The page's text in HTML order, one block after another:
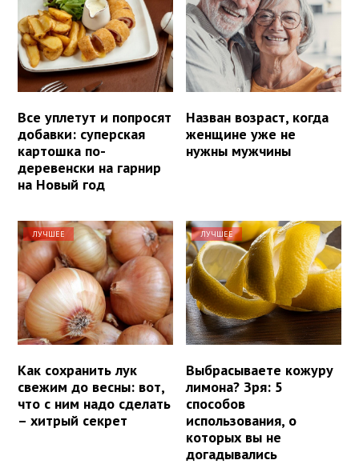
Все уплетут и попросят
добавки: суперская
картошка по-
деревенски на гарнир
на Новый год
Назван возраст, когда
женщине уже не
нужны мужчины
ЛУЧШЕЕ
Как сохранить лук
свежим до весны: вот,
что с ним надо сделать
– хитрый секрет
ЛУЧШЕЕ
Выбрасываете кожуру
лимона? Зря: 5
способов
использования, о
которых вы не
догадывались